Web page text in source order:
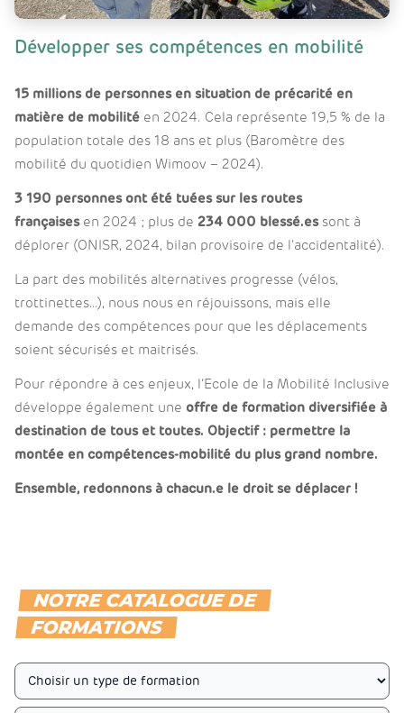
Développer ses compétences en mobilité
15 millions de personnes en situation de précarité en
matière de mobilité en 2024. Cela représente 19,5 % de la
population totale des 18 ans et plus (Baromètre des
mobilité du quotidien Wimoov – 2024).
3 190 personnes ont été tuées sur les routes
françaises en 2024 ; plus de 234 000 blessé.essont à
déplorer (ONISR, 2024, bilan provisoire de l’accidentalité).
La part des mobilités alternatives progresse (vélos,
trottinettes…), nous nous en réjouissons, mais elle
demande des compétences pour que les déplacements
soient sécurisés et maitrisés.
Pour répondre à ces enjeux, l’Ecole de la Mobilité Inclusive
développe également une offre de formation diversifiée à
destination de tous et toutes. Objectif : permettre la
montée en compétences-mobilité du plus grand nombre.
Ensemble, redonnons à chacun.e le droit se déplacer !
NOTRE CATALOGUE DE
FORMATIONS